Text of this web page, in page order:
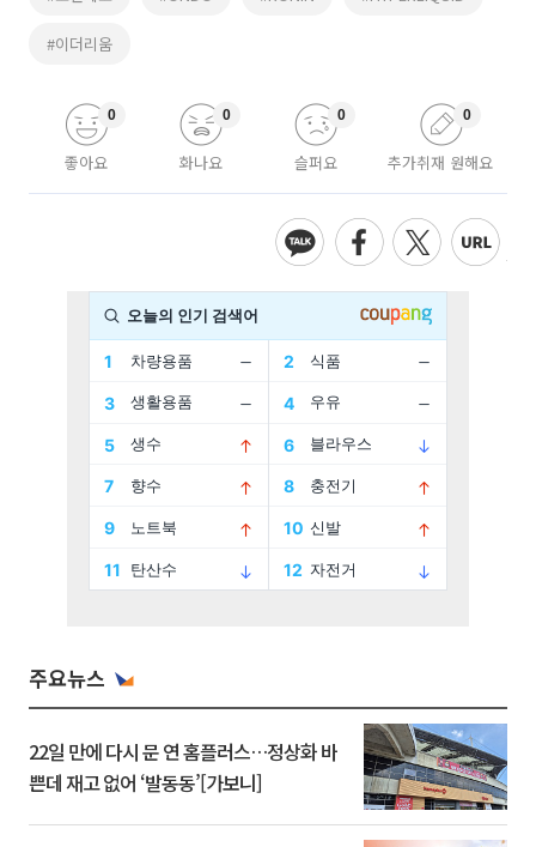
#이더리움
좋아요
0
화나요
0
슬퍼요
0
추가취재 원해요
0
주요뉴스
22일 만에 다시 문 연 홈플러스…정상화 바
쁜데 재고 없어 ‘발동동’[가보니]